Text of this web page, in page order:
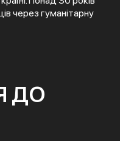
через гуманітарну
ДО